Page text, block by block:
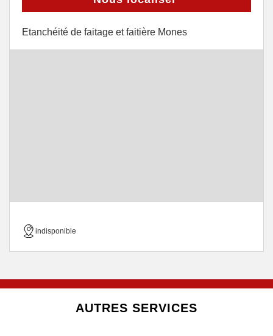
Etanchéité de faitage et faitière Mones
indisponible
AUTRES SERVICES